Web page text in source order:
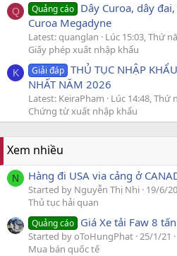
Q Quảng cáo Dây Curoa, dây
Curoa Megadyne
Latest: quanglan
Lúc 15:03, Thứ
Giấy phép xuất nhập khẩu
K Giải đáp THỦ TỤC NHẬP
NHẤT NĂM 2026
Latest: KeiraPham
Lúc 14:48, Thứ
Chứng từ xuất nhập khẩu
Xem nhiều
N Hàng đi USA via cảng ở
Started by Nguyễn Thị Nhi 19/6/20
Thủ tục hải quan
Quảng cáo Giá Xe tải Faw 8
Started by oToHungPhat 25/1/21
Mua bán quốc tế